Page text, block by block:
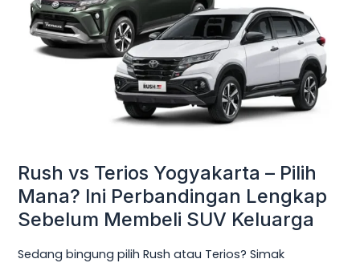
Rush vs Terios Yogyakarta – Pilih
Mana? Ini Perbandingan Lengkap
Sebelum Membeli SUV Keluarga
Sedang bingung pilih Rush atau Terios? Simak
Pilih
Membeli
SUV
Keluarga